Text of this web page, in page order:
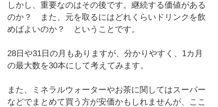
しかし、重要なのはその後です。継続する価値がある
のか？ また、元を取るにはどれくらいドリンクを飲
めばよいのか？ ということです。
28日や31日の月もありますが、分かりやすく、1カ月
の最大数を30本にして考えてみます。
また、ミネラルウォーターやお茶に関してはスーパー
などでまとめて買う方が安価かもしれませんが、ここ